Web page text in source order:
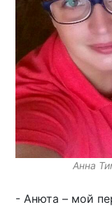
Анна
- Анюта – мой